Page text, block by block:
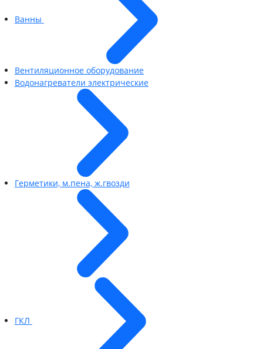
Ванны
Вентиляционное оборудование
Водонагреватели электрические
Герметики, м.пена, ж.гвозди
ГКЛ